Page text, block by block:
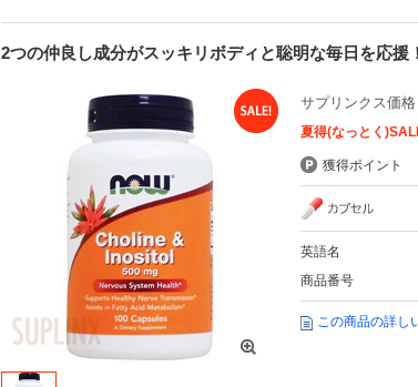
2つの仲良し成分がスッキリボディと聡明な毎日を応援！
サプリンクス価格
夏得(なっとく
獲得ポイント
英語名
商品番号
この商品の詳し